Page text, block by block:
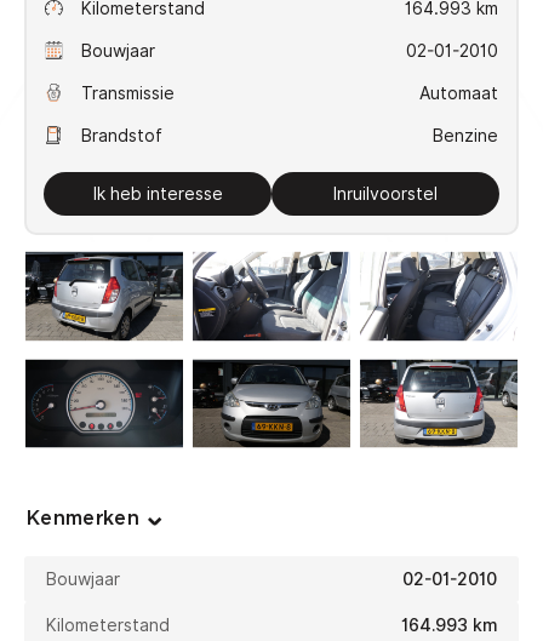
info@koseautos.nl
Mercuriusstraat 48
Openingstijden
Ma - Vr:
Zondag:
Gesloten
Kilometerstand 164.993 km
Bouwjaar 02-01-2010
Transmissie Automaat
Brandstof Benzine
Ik heb interesse Inruilvoorstel
Kenmerken
Bouwjaar 02-01-2010
Kilometerstand 164.993 km